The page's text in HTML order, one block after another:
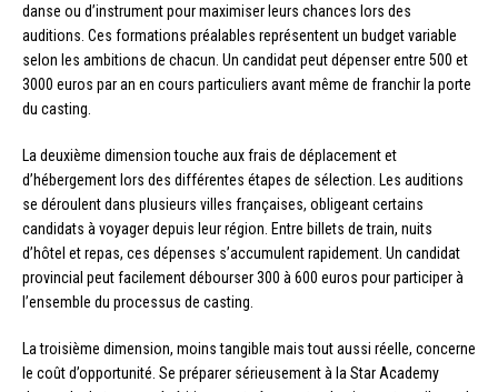
danse ou d’instrument pour maximiser leurs chances lors des
auditions. Ces formations préalables représentent un budget variable
selon les ambitions de chacun. Un candidat peut dépenser entre 500 et
3000 euros par an en cours particuliers avant même de franchir la porte
du casting.
La deuxième dimension touche aux frais de déplacement et
d’hébergement lors des différentes étapes de sélection. Les auditions
se déroulent dans plusieurs villes françaises, obligeant certains
candidats à voyager depuis leur région. Entre billets de train, nuits
d’hôtel et repas, ces dépenses s’accumulent rapidement. Un candidat
provincial peut facilement débourser 300 à 600 euros pour participer à
l’ensemble du processus de casting.
La troisième dimension, moins tangible mais tout aussi réelle, concerne
le coût d’opportunité. Se préparer sérieusement à la Star Academy